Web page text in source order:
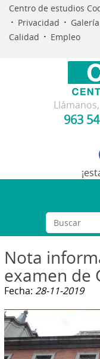
Centro de estudios
· Privacidad ·
Calidad · Empleo
963
Nota
examen de
Fecha: 28-11-2019